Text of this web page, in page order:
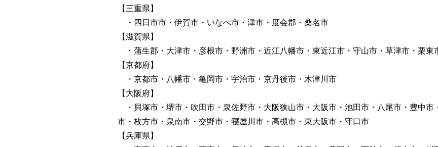
【三重県】
・四日市市・伊賀市・いなべ市・津市・度会郡・桑名市
【滋賀県】
・蒲生郡・大津市・彦根市・野洲市・近江八幡市・東近江市・守山市・草津市・栗東
【京都府】
・京都市・八幡市・亀岡市・宇治市・京丹後市・木津川市
【大阪府】
・貝塚市・堺市・吹田市・泉佐野市・大阪狭山市・大阪市・池田市・八尾市・豊中市
市・枚方市・泉南市・交野市・寝屋川市・高槻市・東大阪市・守口市
【兵庫県】